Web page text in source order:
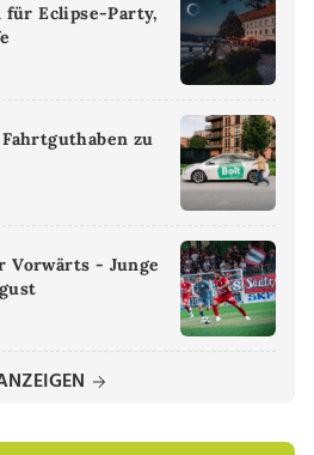
für Eclipse-Party,
zu
Vorwärts - Junge